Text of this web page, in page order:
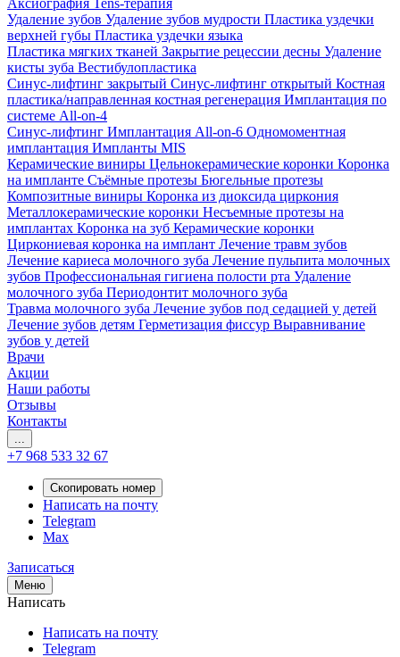
Аксиография Tens-терапия
Удаление зубов Удаление зубов мудрости Пластика уздечки
верхней губы Пластика уздечки языка
Пластика мягких тканей Закрытие рецессии десны Удаление
кисты зуба Вестибулопластика
Синус-лифтинг закрытый Синус-лифтинг открытый Костная
пластика/направленная костная регенерация Имплантация по
системе All-on-4
Синус-лифтинг Имплантация All-on-6 Одномоментная
имплантация Импланты MIS
Керамические виниры Цельнокерамические коронки Коронка
на импланте Съёмные протезы Бюгельные протезы
Композитные виниры Коронка из диоксида циркония
Металлокерамические коронки Несъемные протезы на
имплантах Коронка на зуб Керамические коронки
Циркониевая коронка на имплант Лечение травм зубов
Лечение кариеса молочного зуба Лечение пульпита молочных
зубов Профессиональная гигиена полости рта Удаление
молочного зуба Периодонтит молочного зуба
Травма молочного зуба Лечение зубов под седацией у детей
Лечение зубов детям Герметизация фиссур Выравнивание
зубов у детей
Врачи
Акции
Наши работы
Отзывы
Контакты
...
+7 968 533 32 67
Скопировать номер
Написать на почту
Telegram
Max
Записаться
Меню
Написать
Написать на почту
Telegram